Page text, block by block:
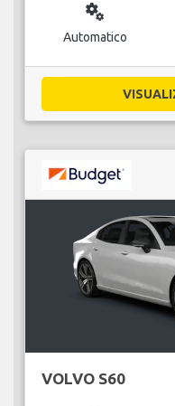
miscellaneous_services
Automatico
VOLVO S60